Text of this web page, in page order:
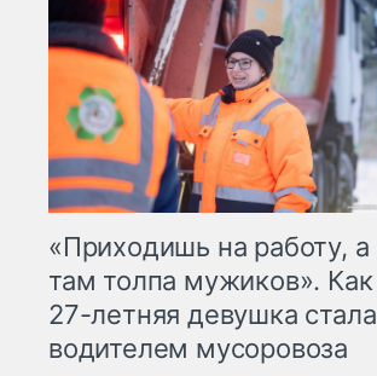
«Приходишь на работу, а
там толпа мужиков». Как
27-летняя девушка стала
водителем мусоровоза